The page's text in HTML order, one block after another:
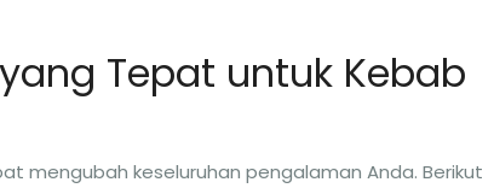
Tepat untuk Kebab
mengubah keseluruhan pengalaman Anda. Berikut